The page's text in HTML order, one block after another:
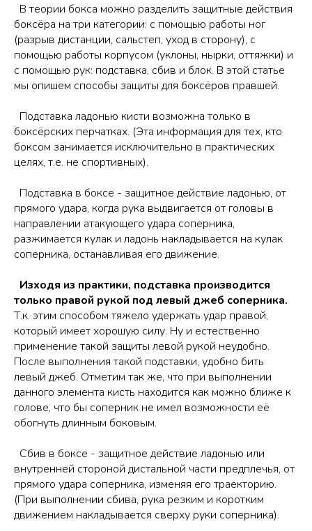
В теории бокса можно разделить защитные действия
боксёра на три категории: с помощью работы ног
(разрыв дистанции, сальстеп, уход в сторону), с
помощью работы корпусом (уклоны, нырки, оттяжки) и
с помощью рук: подставка, сбив и блок. В этой статье
мы опишем способы защиты для боксёров правшей.
Подставка ладонью кисти возможна только в
боксёрских перчатках. (Эта информация для тех, кто
боксом занимается исключительно в практических
целях, т.е. не спортивных).
Подставка в боксе - защитное действие ладонью, от
прямого удара, когда рука выдвигается от головы в
направлении атакующего удара соперника,
разжимается кулак и ладонь накладывается на кулак
соперника, останавливая его движение.
Изходя из практики, подставка производится
только правой рукой под левый джеб соперника.
Т.к. этим способом тяжело удержать удар правой,
который имеет хорошую силу. Ну и естественно
применение такой защиты левой рукой неудобно.
После выполнения такой подставки, удобно бить
левый джеб. Отметим так же, что при выполнении
данного элемента кисть находится как можно ближе к
голове, что бы соперник не имел возможности её
обогнуть длинным боковым.
Сбив в боксе - защитное действие ладонью или
внутренней стороной дистальной части предплечья, от
прямого удара соперника, изменяя его траекторию.
(При выполнении сбива, рука резким и коротким
движением накладывается сверху руки соперника).